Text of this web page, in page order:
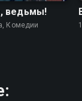
ведьмы!
Комедии